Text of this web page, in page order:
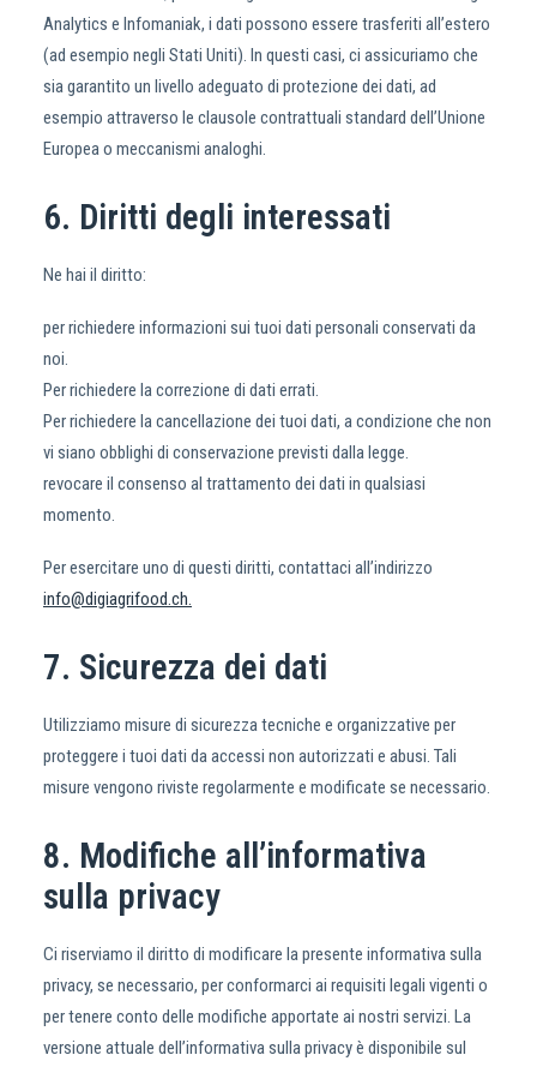
Analytics e Infomaniak, i dati possono essere trasferiti all’estero
(ad esempio negli Stati Uniti). In questi casi, ci assicuriamo che
sia garantito un livello adeguato di protezione dei dati, ad
esempio attraverso le clausole contrattuali standard dell’Unione
Europea o meccanismi analoghi.
6. Diritti degli interessati
Ne hai il diritto:
per richiedere informazioni sui tuoi dati personali conservati da
noi.
Per richiedere la correzione di dati errati.
Per richiedere la cancellazione dei tuoi dati, a condizione che non
vi siano obblighi di conservazione previsti dalla legge.
revocare il consenso al trattamento dei dati in qualsiasi
momento.
Per esercitare uno di questi diritti, contattaci all’indirizzo
info@digiagrifood.ch.
7. Sicurezza dei dati
Utilizziamo misure di sicurezza tecniche e organizzative per
proteggere i tuoi dati da accessi non autorizzati e abusi. Tali
misure vengono riviste regolarmente e modificate se necessario.
8. Modifiche all’informativa
sulla privacy
Ci riserviamo il diritto di modificare la presente informativa sulla
privacy, se necessario, per conformarci ai requisiti legali vigenti o
per tenere conto delle modifiche apportate ai nostri servizi. La
versione attuale dell’informativa sulla privacy è disponibile sul